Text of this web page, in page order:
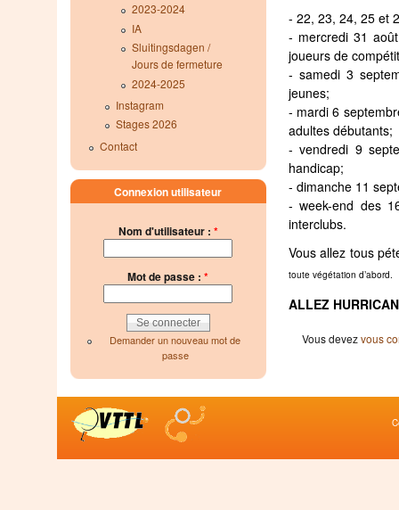
- 22, 23, 24, 25 et
- mercredi 31
joueurs de
- samedi 3
jeunes;
- mardi 6
adultes débutants;
- vendredi 9
handicap;
- dimanche 11
- week-end des
interclubs.
Vous allez tous
toute végétation d’abord.
ALLEZ
Vous devezvous
2023-2024
IA
Sluitingsdagen /
Jours de fermeture
2024-2025
Instagram
Stages 2026
Contact
Connexion utilisateur
Nom d'utilisateur : *
Mot de passe :*
Demander un nouveau mot de
passe